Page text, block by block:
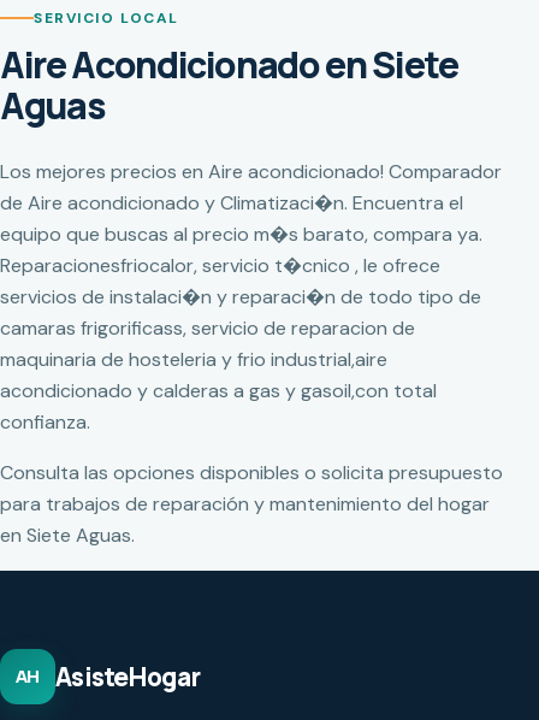
SERVICIO LOCAL
Aire Acondicionado en Siete
Aguas
Los mejores precios en Aire acondicionado! Comparador
de Aire acondicionado y Climatizaci�n. Encuentra el
equipo que buscas al precio m�s barato, compara ya.
Reparacionesfriocalor, servicio t�cnico , le ofrece
servicios de instalaci�n y reparaci�n de todo tipo de
camaras frigorificass, servicio de reparacion de
maquinaria de hosteleria y frio industrial,aire
acondicionado y calderas a gas y gasoil,con total
confianza.
Consulta las opciones disponibles o solicita presupuesto
para trabajos de reparación y mantenimiento del hogar
en Siete Aguas.
AH AsisteHogar